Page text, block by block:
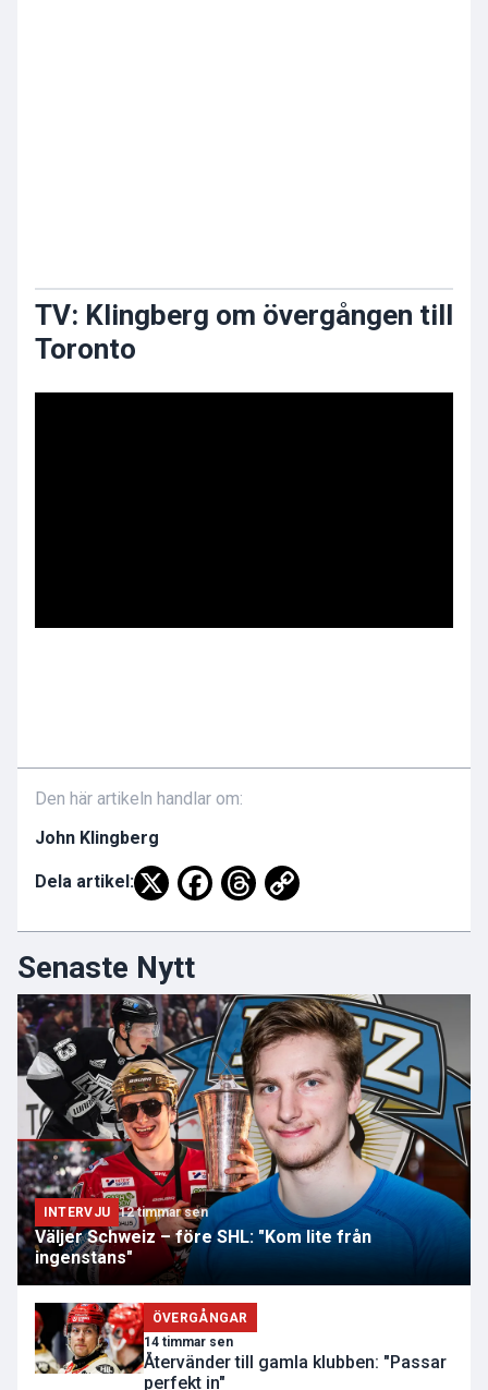
TV: Klingberg om övergången till
Toronto
Den här artikeln handlar om:
John Klingberg
Dela artikel:
Senaste Nytt
INTERVJU 12 timmar sen
Väljer Schweiz – före SHL: "Kom lite från
ingenstans"
ÖVERGÅNGAR
14 timmar sen
Återvänder till gamla klubben: "Passar
perfekt in"